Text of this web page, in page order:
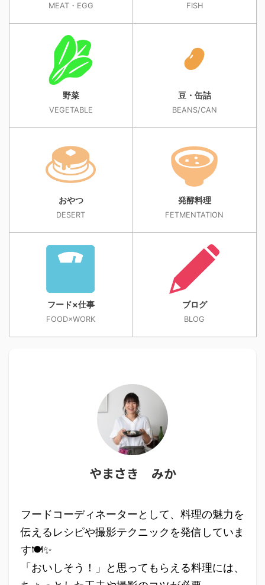
MEAT・EGG FISH
野菜
VEGETABLE
豆・缶詰
BEANS/CAN
おやつ
DESERT
発酵料理
FETMENTATION
フード×仕事
FOOD×WORK
ブログ
BLOG
やまさき みか
フードコーディネーターとして、料理の魅力を
伝えるレシピや撮影テクニックを発信していま
す🍽✨
「おいしそう！」と思ってもらえる料理には、